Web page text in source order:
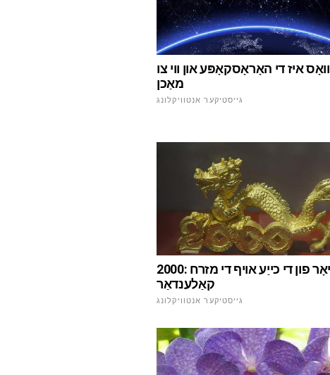
וואָס איז די האָראָסקאָפּע און ווי צו
מאַכן
גייסטיקער אנטוויקלונג
2000: די יאָר פון די כייַע אויף די מזרח
קאַלענדאַר
גייסטיקער אנטוויקלונג